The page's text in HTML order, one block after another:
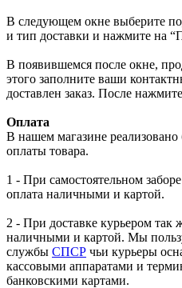
В следующем окне выберите
и тип доставки и нажмите на
В появившемся после окне,
этого заполните ваши
доставлен заказ. После
Оплата
В нашем магазине
оплаты товара.
1 - При самостоятельном
оплата наличными и картой.
2 - При доставке курьером так
наличными и картой. Мы
службы СПСР чьи курьеры
кассовыми аппаратами и
банковскими картами.